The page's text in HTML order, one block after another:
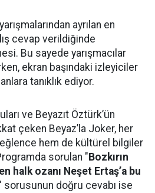
ayrılan en
cevap verildiğinde
Bu sayede yarışmacılar
ekran başındaki izleyiciler
tanıklık ediyor.
ve Beyazıt Öztürk’ün
çeken Beyaz’la Joker, her
hem de kültürel bilgiler
sorulan "Bozkırın
halk ozanı Neşet Ertaş’a bu
sorusunun doğru cevabı ise